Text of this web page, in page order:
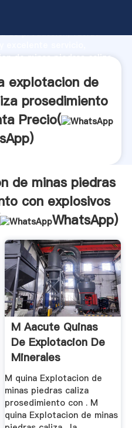
de producción, fuerza
de minas piedras caliza
los clientes.
explotacion de
prosedimiento
Precio(
)
de minas piedras
con explosivos
WhatsApp)
M Aacute Quinas
De Explotacion De
Minerales
M quina Explotacion de
minas piedras caliza
prosedimiento con . M
quina Explotacion de minas